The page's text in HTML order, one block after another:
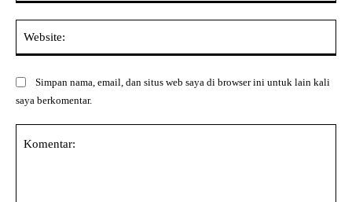
Simpan nama, email, dan situs web saya di browser ini untuk lain kali
saya berkomentar.